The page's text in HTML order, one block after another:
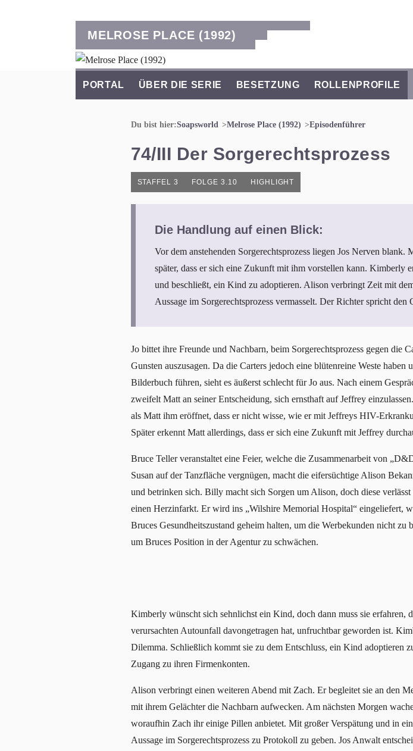
MELROSE PLACE (1992)
PORTAL ÜBER DIE SERIE BESETZUNG ROLLENPROFILE
Du bist hier:Soapsworld Melrose Place (1992) Episodenführer
74/III Der Sorgerechtsprozess
STAFFEL 3 FOLGE 3.10 HIGHLIGHT
Die Handlung auf einen Blick:
Vor dem anstehenden Sorgerechtsprozess liegen Jos Nerven
später, dass er sich eine Zukunft mit ihm vorstellen kann. Kimberly
und beschließt, ein Kind zu adoptieren. Alison verbringt Zeit mit
Aussage im Sorgerechtsprozess vermasselt. Der Richter spricht
Jo bittet ihre Freunde und Nachbarn, beim Sorgerechtsprozess gegen die
Gunsten auszusagen. Da die Carters jedoch eine blütenreine Weste haben
Bilderbuch führen, sieht es äußerst schlecht für Jo aus. Nach einem
zweifelt Matt an seiner Entscheidung, sich ernsthaft auf Jeffrey
als Matt ihm eröffnet, dass er nicht wisse, wie er mit Jeffreys HIV-
Später erkennt Matt allerdings, dass er sich eine Zukunft mit Jeffrey
Bruce Teller veranstaltet eine Feier, welche die Zusammenarbeit von
Susan auf der Tanzfläche vergnügen, macht die eifersüchtige Alison
und betrinken sich. Billy macht sich Sorgen um Alison, doch diese
einen Herzinfarkt. Er wird ins „Wilshire Memorial Hospital“ eingeliefert,
Bruces Gesundheitszustand geheim halten, um die Werbekunden nicht zu
um Bruces Position in der Agentur zu schwächen.
Kimberly wünscht sich sehnlichst ein Kind, doch dann muss sie erfahren,
verursachten Autounfall davongetragen hat, unfruchtbar geworden ist.
Dilemma. Schließlich kommt sie zu dem Entschluss, ein Kind adoptieren
Zugang zu ihren Firmenkonten.
Alison verbringt einen weiteren Abend mit Zach. Er begleitet sie an den
mit ihrem Gelächter die Nachbarn aufwecken. Am nächsten Morgen
woraufhin Zach ihr einige Pillen anbietet. Mit großer Verspätung und in
Aussage im Sorgerechtsprozess zu Protokoll zu geben. Jos Anwalt